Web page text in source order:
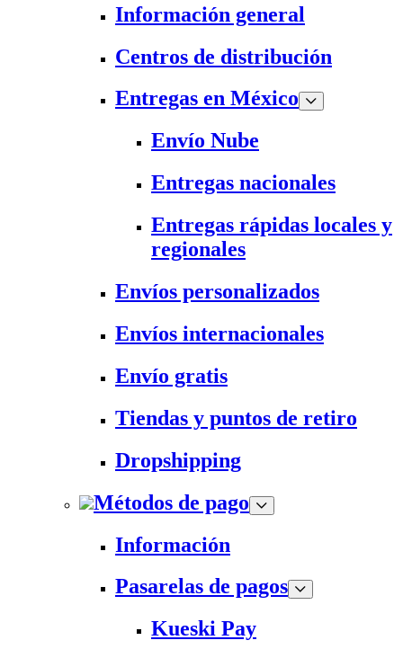
Información general
Centros de distribución
Entregas en México
Envío Nube
Entregas nacionales
Entregas rápidas locales y
regionales
Envíos personalizados
Envíos internacionales
Envío gratis
Tiendas y puntos de retiro
Dropshipping
Métodos de pago
Información
Pasarelas de pagos
Kueski Pay